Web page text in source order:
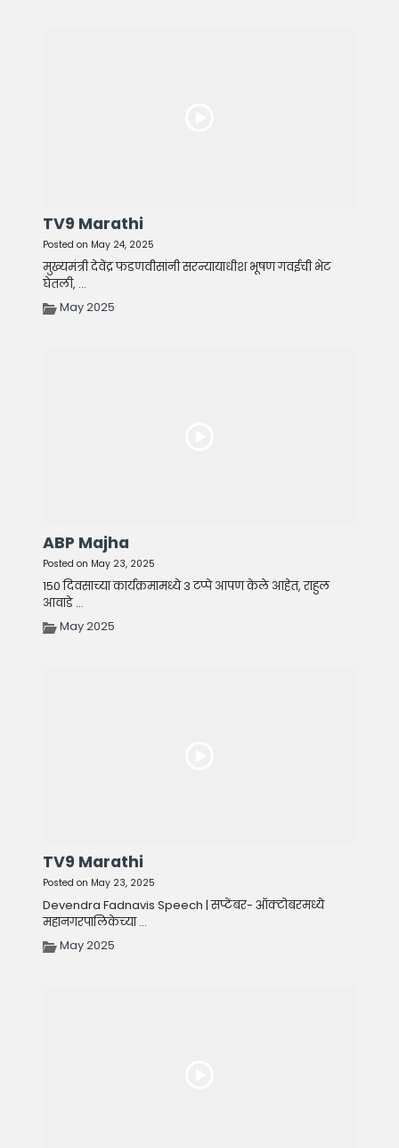
TV9 Marathi
Posted on May 24, 2025
मुख्यमंत्री देवेंद्र फडणवीसांनी सरन्यायाधीश भूषण गवईची भेट
घेतली, ...
May 2025
ABP Majha
Posted on May 23, 2025
150 दिवसाच्या कार्यक्रमामध्ये 3 टप्पे आपण केले आहेत, राहुल
आवाडे ...
May 2025
TV9 Marathi
Posted on May 23, 2025
Devendra Fadnavis Speech | सप्टेंबर- ऑक्टोबरमध्ये
महानगरपालिकेच्या ...
May 2025